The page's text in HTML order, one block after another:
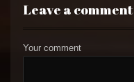
Leave a comment
Your comment